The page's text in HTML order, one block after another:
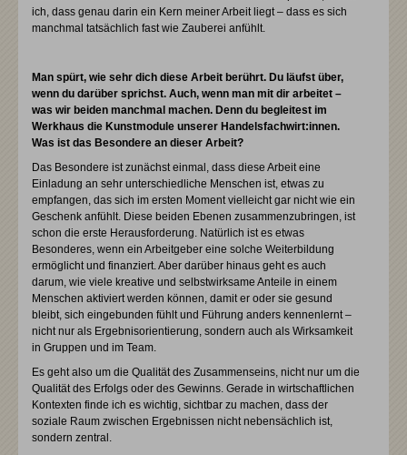
ich, dass genau darin ein Kern meiner Arbeit liegt – dass es sich
manchmal tatsächlich fast wie Zauberei anfühlt.
Man spürt, wie sehr dich diese Arbeit berührt. Du läufst über,
wenn du darüber sprichst. Auch, wenn man mit dir arbeitet –
was wir beiden manchmal machen. Denn du begleitest im
Werkhaus die Kunstmodule unserer Handelsfachwirt:innen.
Was ist das Besondere an dieser Arbeit?
Das Besondere ist zunächst einmal, dass diese Arbeit eine
Einladung an sehr unterschiedliche Menschen ist, etwas zu
empfangen, das sich im ersten Moment vielleicht gar nicht wie ein
Geschenk anfühlt. Diese beiden Ebenen zusammenzubringen, ist
schon die erste Herausforderung. Natürlich ist es etwas
Besonderes, wenn ein Arbeitgeber eine solche Weiterbildung
ermöglicht und finanziert. Aber darüber hinaus geht es auch
darum, wie viele kreative und selbstwirksame Anteile in einem
Menschen aktiviert werden können, damit er oder sie gesund
bleibt, sich eingebunden fühlt und Führung anders kennenlernt –
nicht nur als Ergebnisorientierung, sondern auch als Wirksamkeit
in Gruppen und im Team.
Es geht also um die Qualität des Zusammenseins, nicht nur um die
Qualität des Erfolgs oder des Gewinns. Gerade in wirtschaftlichen
Kontexten finde ich es wichtig, sichtbar zu machen, dass der
soziale Raum zwischen Ergebnissen nicht nebensächlich ist,
sondern zentral.